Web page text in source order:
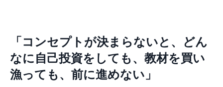
「コンセプトが決まらないと、どん
なに自己投資をしても、教材を買い
漁っても、前に進めない」